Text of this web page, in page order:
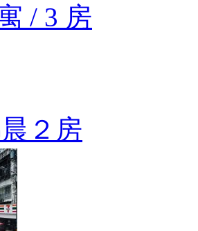
/ 3 房
２房